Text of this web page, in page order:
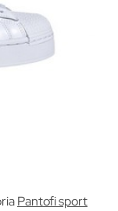
Pantofi sport